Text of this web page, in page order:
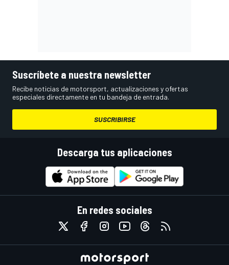
Suscríbete a nuestra newsletter
Recibe noticias de motorsport, actualizaciones y ofertas
especiales directamente en tu bandeja de entrada.
SUSCRIBIRSE
Descarga tus aplicaciones
En redes sociales